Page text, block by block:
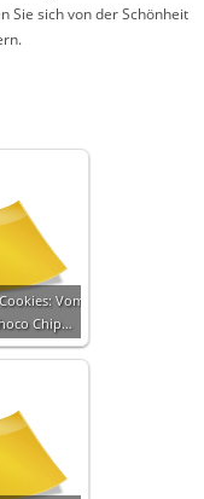
Sie sich von der Schönheit
Vom
Chip…